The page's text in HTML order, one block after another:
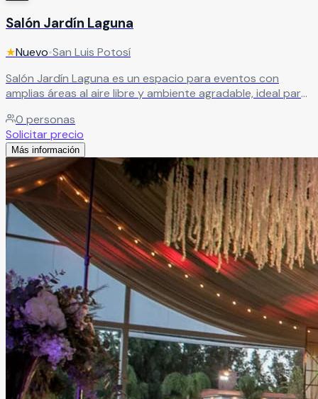
Salón Jardín Laguna
★Nuevo•San Luis Potosí
Salón Jardín Laguna es un espacio para eventos con
amplias áreas al aire libre y ambiente agradable, ideal para
servicios adaptables que permiten crear eventos
cómodos, seguros y bien organizados, enfocados en una
experiencia memorable para anfitriones e invitados.
Leer más
0 personas
Solicitar precio
Más información